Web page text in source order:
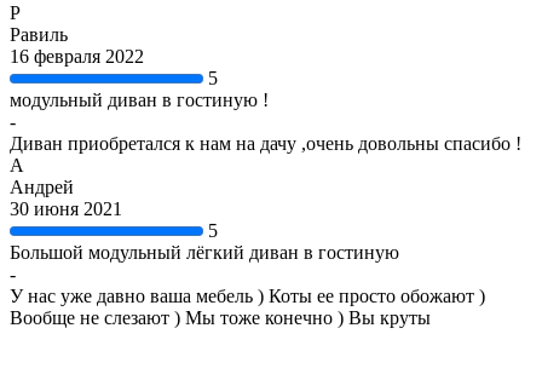
Р
Равиль
16 февраля 2022
5
модульный диван в гостиную !
-
Диван приобретался к нам на дачу ,очень довольны спасибо !
А
Андрей
30 июня 2021
5
Большой модульный лёгкий диван в гостиную
-
У нас уже давно ваша мебель ) Коты ее просто обожают )
Вообще не слезают ) Мы тоже конечно ) Вы круты